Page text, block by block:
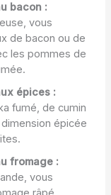
bacon :
vous
de bacon ou de
les pommes de
épices :
fumé, de cumin
épicée
fromage :
vous